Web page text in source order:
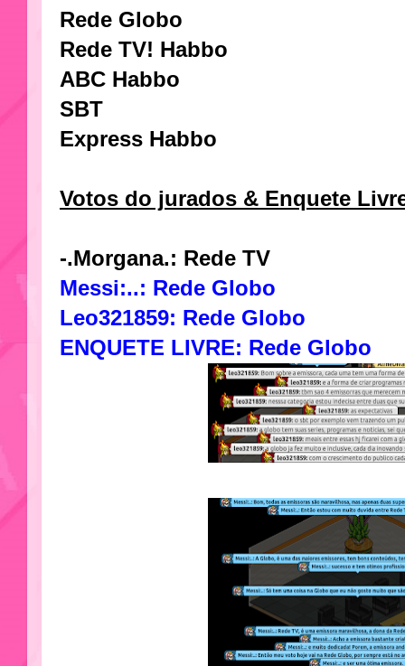
Rede Globo
Rede TV! Habbo
ABC Habbo
SBT
Express Habbo
Votos do jurados & Enquete
-.Morgana.: Rede TV
Messi:..: Rede Globo
Leo321859: Rede Globo
ENQUETE LIVRE: Rede Globo